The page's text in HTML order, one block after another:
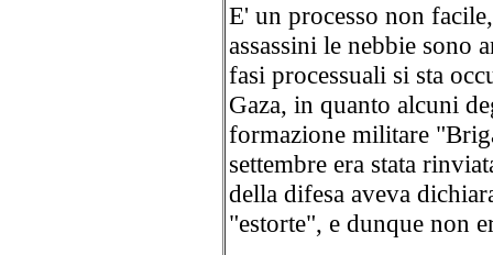
E' un processo non
assassini le nebbie sono
fasi processuali si sta
Gaza, in quanto alcuni
formazione militare
settembre era stata
della difesa aveva
"estorte", e dunque non